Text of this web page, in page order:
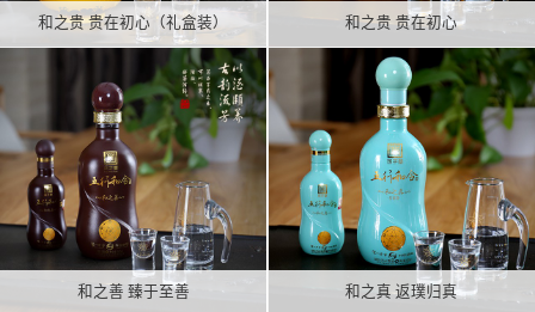
和之贵 贵在初心（礼盒装） 和之贵 贵在初心
和之善 臻于至善 和之真 返璞归真